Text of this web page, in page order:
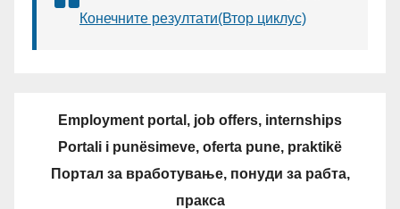
Конечните резултати(Втор циклус)
Employment portal, job offers, internships
Portali i punësimeve, oferta pune, praktikë
Портал за вработување, понуди за рабта,
пракса